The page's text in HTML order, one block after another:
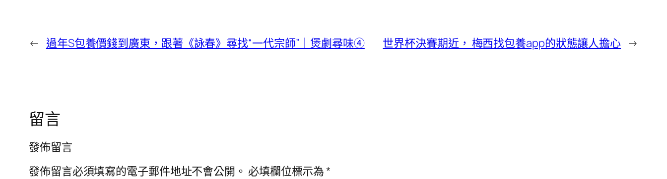
← 過年S包養價錢到廣東，跟著《詠春》尋找“一代宗師”｜煲劇尋味④ 世界杯決賽期近， 梅西找包養app的狀態讓人擔心 →
留言
發佈留言
發佈留言必須填寫的電子郵件地址不會公開。 必填欄位標示為*